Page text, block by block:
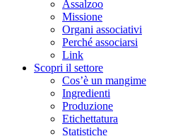
Assalzoo
Missione
Organi associativi
Perché associarsi
Link
Scopri il settore
Cos’è un mangime
Ingredienti
Produzione
Etichettatura
Statistiche